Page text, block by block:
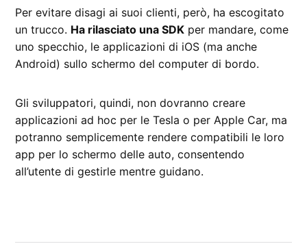
Per evitare disagi ai suoi clienti, però, ha escogitato
un trucco. Ha rilasciato una SDK per mandare, come
uno specchio, le applicazioni di iOS (ma anche
Android) sullo schermo del computer di bordo.
Gli sviluppatori, quindi, non dovranno creare
applicazioni ad hoc per le Tesla o per Apple Car, ma
potranno semplicemente rendere compatibili le loro
app per lo schermo delle auto, consentendo
all’utente di gestirle mentre guidano.